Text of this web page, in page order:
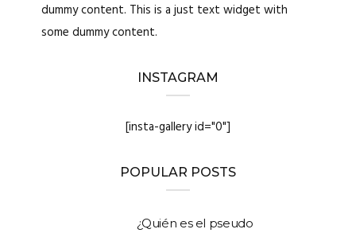
dummy content. This is a just text widget with
some dummy content.
INSTAGRAM
[insta-gallery id="0"]
POPULAR POSTS
¿Quién es el pseudo